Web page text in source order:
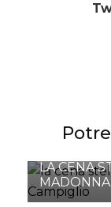
LA CENA